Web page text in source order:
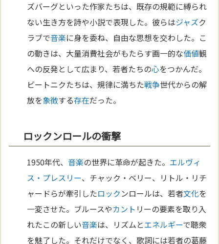
ズバーグといった作家たちは、既存の規範に縛られ
ない生き方を詩や小説で表現した。彼らはジャズク
ラブで音楽に身を委ね、自由な思想を交わした。こ
の動きは、大量消費社会がもたらす画一的な価値観
への反発として広まり、若者たちの心をつかんだ。
ビートニクたちは、規律に満ちた戦争世代からの解
放を象徴する存在だった。
ロックンロールの衝撃
1950年代、音楽の世界に革命が起きた。 エルヴィ
ス・プレスリー、チャック・ベリー、リトル・リチ
ャードらが牽引したロックンロールは、若者文化を
一変させた。ブルースやカント リーの要素を取り入
れたこの新しい音楽は、リズムとエネルギーで聴衆
を魅了した。それだけでなく、歌詞には若者の葛藤